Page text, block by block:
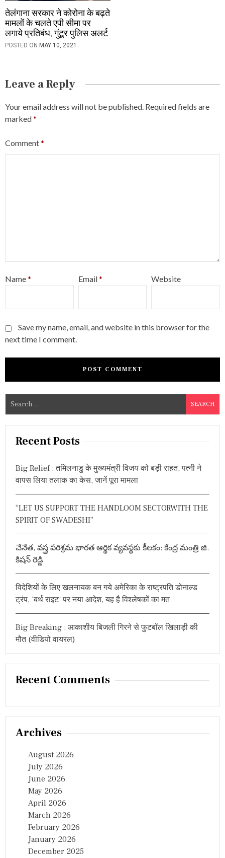
तेलंगाना सरकार ने कोरोना के बढ़ते
मामलों के चलते एपी सीमा पर
लगाये प्रतिबंध, गुंटूर पुलिस अलर्ट
POSTED ON MAY 10, 2021
Leave a Reply
Your email address will not be published. Required fields are
marked*
Comment*
Name* Email* Website
Save my name, email, and website in this browser for the
next time I comment.
e
a
Recent Posts
Big Relief : तमिलनाडु के मुख्यमंत्री विजय को बड़ी राहत, पत्नी ने
वापस लिया तलाक का केस, जानें पूरा मामला
“LET US SUPPORT THE HANDLOOM SECTORWITH THE
SPIRIT OF SWADESHI”
చేనేత, వస్త్ర పరిశ్రమ భారత ఆర్థిక వ్యవస్థకు కీలకం: కేంద్ర మంత్రి జి.
కిషన్ రెడ్డి
विदेशियों के लिए खलनायक बन गये अमेरिका के राष्ट्रपति डोनाल्ड
ट्रंप, ‘बर्थ राइट’ पर नया आदेश, यह है विश्लेषकों का मत
Big Breaking : आकाशीय बिजली गिरने से फुटबॉल खिलाड़ी की
मौत (वीडियो वायरल)
Recent Comments
Archives
August 2026
July 2026
June 2026
May 2026
April 2026
March 2026
February 2026
January 2026
December 2025